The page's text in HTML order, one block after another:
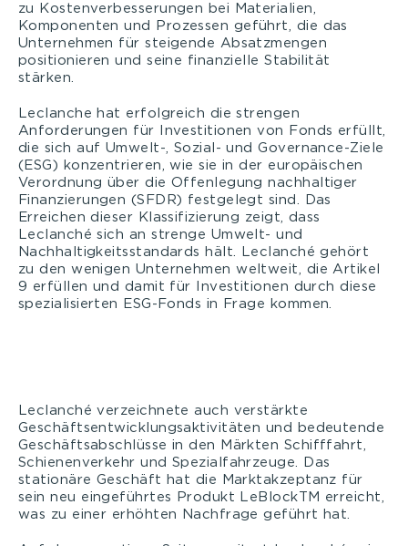
zu Kostenverbesserungen bei Materialien,
Komponenten und Prozessen geführt, die das
Unternehmen für steigende Absatzmengen
positionieren und seine finanzielle Stabilität
stärken.
Leclanche hat erfolgreich die strengen
Anforderungen für Investitionen von Fonds erfüllt,
die sich auf Umwelt-, Sozial- und Governance-Ziele
(ESG) konzentrieren, wie sie in der europäischen
Verordnung über die Offenlegung nachhaltiger
Finanzierungen (SFDR) festgelegt sind. Das
Erreichen dieser Klassifizierung zeigt, dass
Leclanché sich an strenge Umwelt- und
Nachhaltigkeitsstandards hält. Leclanché gehört
zu den wenigen Unternehmen weltweit, die Artikel
9 erfüllen und damit für Investitionen durch diese
spezialisierten ESG-Fonds in Frage kommen.
Leclanché verzeichnete auch verstärkte
Geschäftsentwicklungsaktivitäten und bedeutende
Geschäftsabschlüsse in den Märkten Schifffahrt,
Schienenverkehr und Spezialfahrzeuge. Das
stationäre Geschäft hat die Marktakzeptanz für
sein neu eingeführtes Produkt LeBlockTM erreicht,
was zu einer erhöhten Nachfrage geführt hat.